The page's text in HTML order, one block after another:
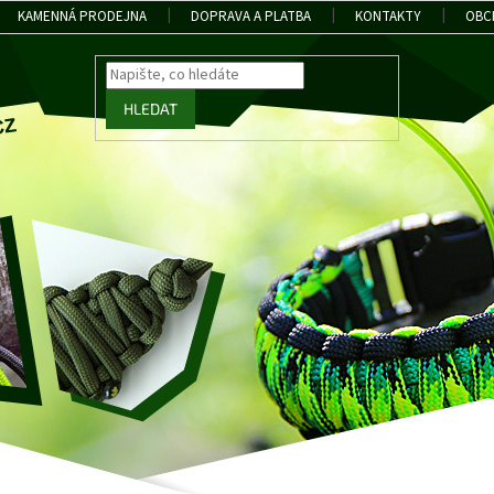
KAMENNÁ PRODEJNA DOPRAVA A PLATBA KONTAKTY
HLEDAT